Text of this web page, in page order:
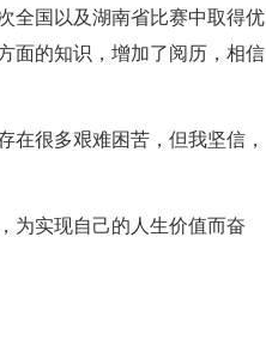
全国以及湖南省比赛中取得优
面的知识，增加了阅历，相信
在很多艰难困苦，但我坚信，
为实现自己的人生价值而奋